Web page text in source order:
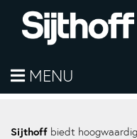
MENU
helaas geen berichten
Hier komt de sidebar
Sijthoff biedt